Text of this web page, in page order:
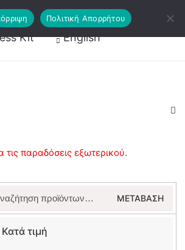
Ψυχοθεραπείας
Kit English
παραδόσεις εξωτερικού.
ΜΕΤΆΒΑΣΗ
Κατά τιμή
Πολιτική Απορρήτου